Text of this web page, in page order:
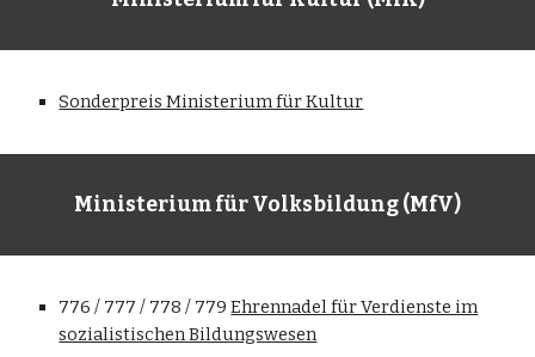
Sonderpreis Ministerium für Kultur
Ministerium für Volksbildung (MfV)
776 / 777 / 778 / 779Ehrennadel für Verdienste im
sozialistischen Bildungswesen